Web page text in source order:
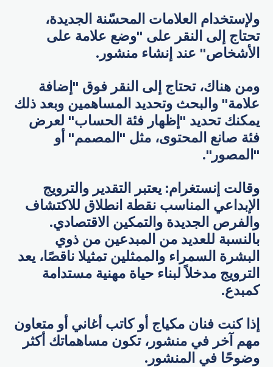
ولإستخدام العلامات المحسّنة الجديدة،
تحتاج إلى النقر على "وضع علامة على
الأشخاص" عند إنشاء منشور.
ومن هناك، تحتاج إلى النقر فوق "إضافة
علامة" والبحث وتحديد المساهمين وبعد ذلك
يمكنك تحديد "إظهار فئة الحساب" لعرض
فئة صانع المحتوى، مثل "المصمم" أو
"المصور".
وقالت إنستغرام: يعتبر التقدير والترويج
الإبداعي المناسب نقطة انطلاق للاكتشاف
والفرص الجديدة والتمكين الاقتصادي.
بالنسبة للعديد من المبدعين من ذوي
البشرة السمراء والممثلين تمثيلا ناقصًا، يعد
الترويج مدخلاً لبناء حياة مهنية مستدامة
كمبدع.
إذا كنت فنان مكياج أو كاتب أغاني أو متعاون
مهم آخر في منشور، تكون مساهماتك أكثر
وضوحًا في المنشور.